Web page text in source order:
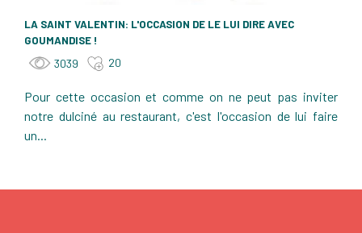
LA SAINT VALENTIN: L'OCCASION DE LE LUI DIRE AVEC
GOUMANDISE !
3039 20
Pour cette occasion et comme on ne peut pas inviter
notre dulciné au restaurant, c'est l'occasion de lui faire
un...